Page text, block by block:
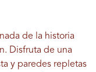
de la historia
Disfruta de una
y paredes repletas